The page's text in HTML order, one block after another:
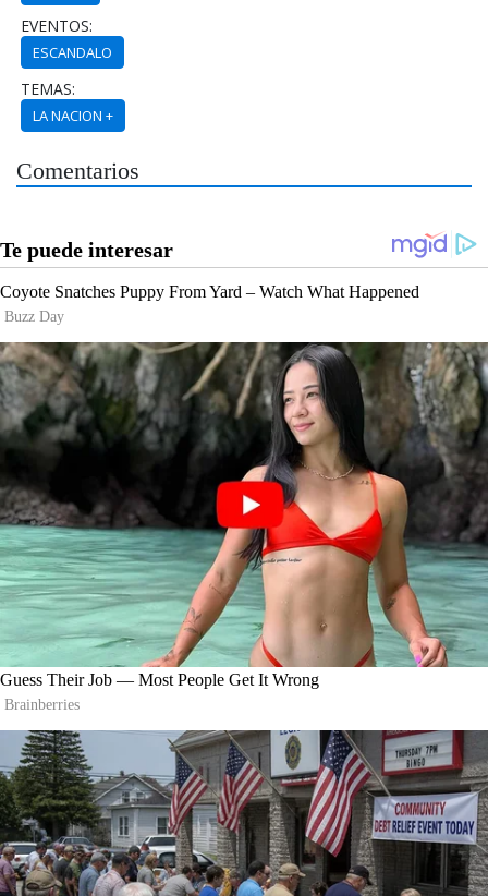
EVENTOS:
ESCANDALO
TEMAS:
LA NACION +
Comentarios